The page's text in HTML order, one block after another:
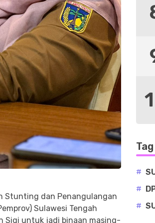
Stunting dan Penangulangan
Sulawesi Tengah
Sigi untuk jadi binaan masing-
Tag
#
#
#